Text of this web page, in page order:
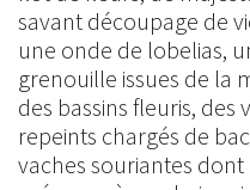
savant découpage de
une onde de lobelias,
grenouille issues de la
des bassins fleuris, des
repeints chargés de
vaches souriantes